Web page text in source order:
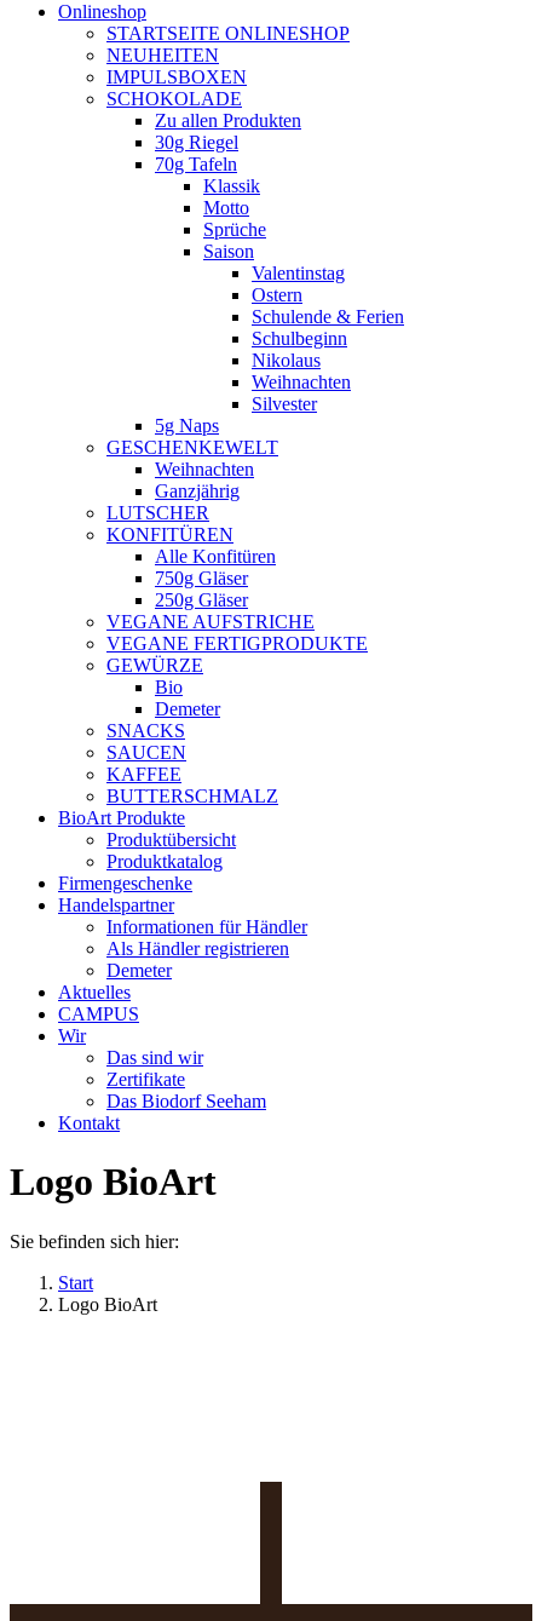
Onlineshop
STARTSEITE ONLINESHOP
NEUHEITEN
IMPULSBOXEN
SCHOKOLADE
Zu allen Produkten
30g Riegel
70g Tafeln
Klassik
Motto
Sprüche
Saison
Valentinstag
Ostern
Schulende & Ferien
Schulbeginn
Nikolaus
Weihnachten
Silvester
5g Naps
GESCHENKEWELT
Weihnachten
Ganzjährig
LUTSCHER
KONFITÜREN
Alle Konfitüren
750g Gläser
250g Gläser
VEGANE AUFSTRICHE
VEGANE FERTIGPRODUKTE
GEWÜRZE
Bio
Demeter
SNACKS
SAUCEN
KAFFEE
BUTTERSCHMALZ
BioArt Produkte
Produktübersicht
Produktkatalog
Firmengeschenke
Handelspartner
Informationen für Händler
Als Händler registrieren
Demeter
Aktuelles
CAMPUS
Wir
Das sind wir
Zertifikate
Das Biodorf Seeham
Kontakt
Logo BioArt
Sie befinden sich hier:
Start
Logo BioArt